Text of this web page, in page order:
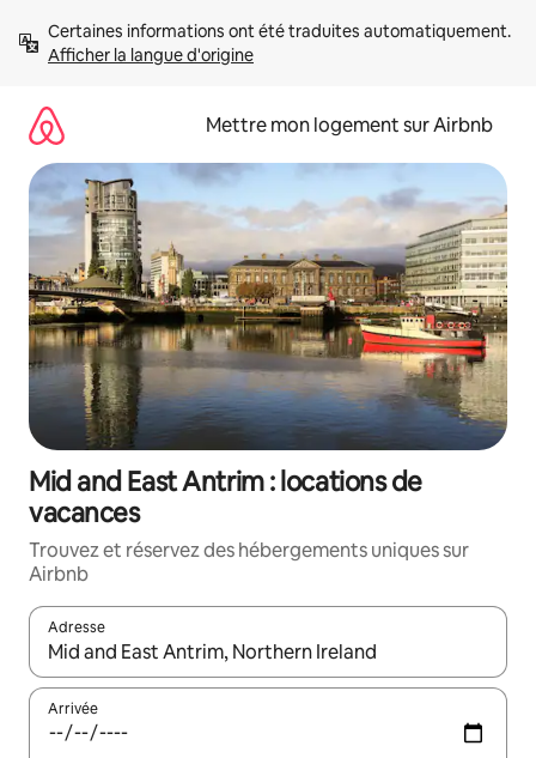
directement
Afficher la langue d'origine
Mettre mon logement sur Airbnb
Mid and East Antrim : locations de
vacances
Trouvez et réservez des hébergements uniques sur
Airbnb
Adresse
Lorsque les résultats s'affichent, utilisez les flèches vers le
Arrivée